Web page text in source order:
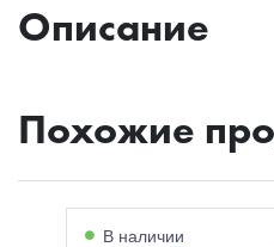
Описание
Похожие
В наличии